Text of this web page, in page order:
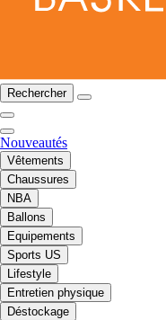
Rechercher
Nouveautés
Vêtements
Chaussures
NBA
Ballons
Equipements
Sports US
Lifestyle
Entretien physique
Déstockage